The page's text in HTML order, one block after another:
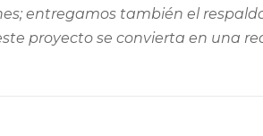
entregamos también el
proyecto se convierta en una